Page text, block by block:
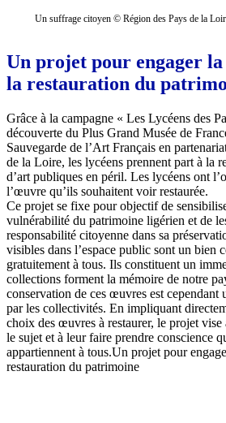
Un suffrage citoyen © Région des Pays de la
Un projet pour engager la
la restauration du
Grâce à la campagne « Les Lycéens des
découverte du Plus Grand Musée de
Sauvegarde de l’Art Français en
de la Loire, les lycéens prennent part à la
d’art publiques en péril. Les lycéens ont
l’œuvre qu’ils souhaitent voir restaurée.
Ce projet se fixe pour objectif de
vulnérabilité du patrimoine ligérien et de
responsabilité citoyenne dans sa
visibles dans l’espace public sont un bien
gratuitement à tous. Ils constituent un
collections forment la mémoire de notre
conservation de ces œuvres est
par les collectivités. En impliquant
choix des œuvres à restaurer, le projet vise
le sujet et à leur faire prendre conscience
appartiennent à tous.Un projet pour
restauration du patrimoine